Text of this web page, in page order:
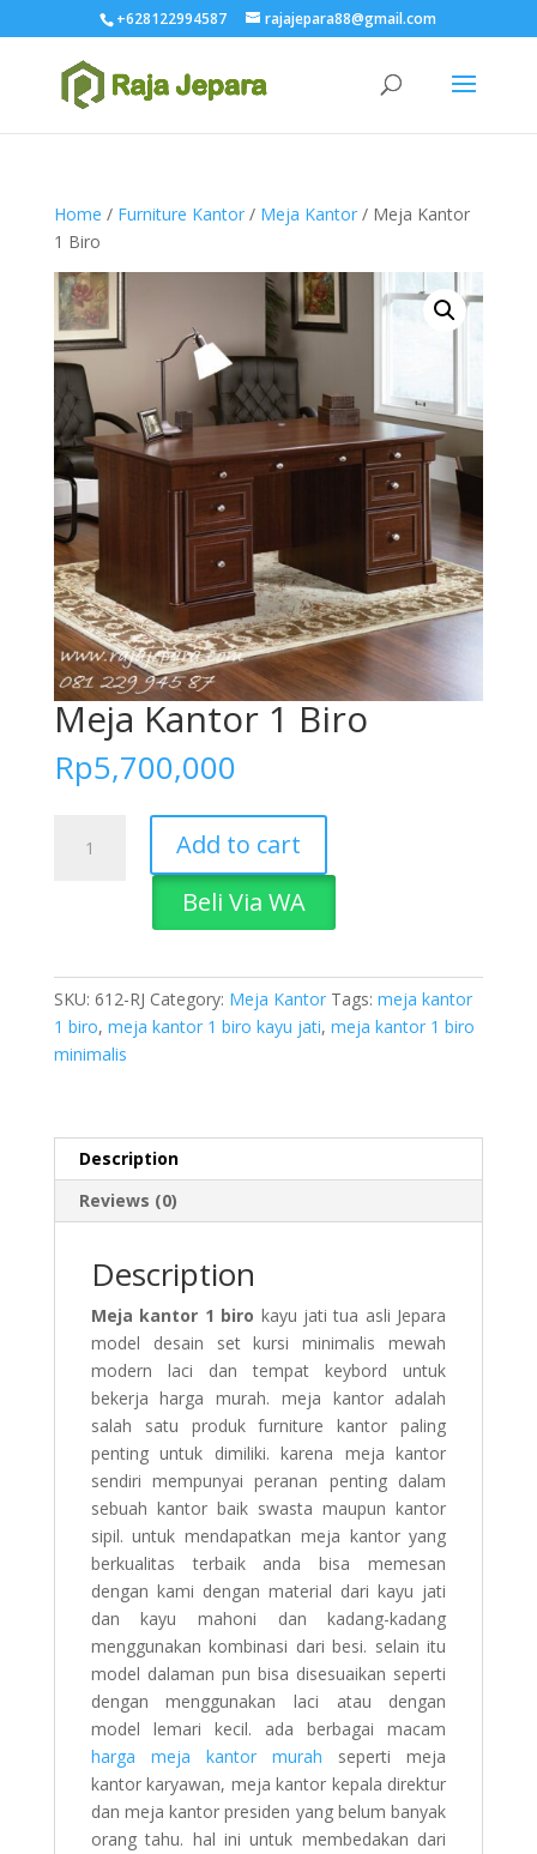
+628122994587 rajajepara88@gmail.com
Home / Furniture Kantor/ Meja Kantor/ Meja Kantor
1 Biro
Meja Kantor 1 Biro
Rp5,700,000
Kantor
Add to cart
Beli Via WA
SKU: 612-RJ Category: Meja Kantor Tags: meja kantor
1 biro, meja kantor 1 biro kayu jati, meja kantor 1 biro
minimalis
Description
Reviews (0)
Description
Meja kantor 1 biro kayu jati tua asli Jepara
model desain set kursi minimalis mewah
modern laci dan tempat keybord untuk
bekerja harga murah. meja kantor adalah
salah satu produk furniture kantor paling
penting untuk dimiliki. karena meja kantor
sendiri mempunyai peranan penting dalam
sebuah kantor baik swasta maupun kantor
sipil. untuk mendapatkan meja kantor yang
berkualitas terbaik anda bisa memesan
dengan kami dengan material dari kayu jati
dan kayu mahoni dan kadang-kadang
menggunakan kombinasi dari besi. selain itu
model dalaman pun bisa disesuaikan seperti
dengan menggunakan laci atau dengan
model lemari kecil. ada berbagai macam
harga meja kantor murah seperti meja
kantor karyawan, meja kantor kepala direktur
dan meja kantor presiden yang belum banyak
orang tahu. hal ini untuk membedakan dari